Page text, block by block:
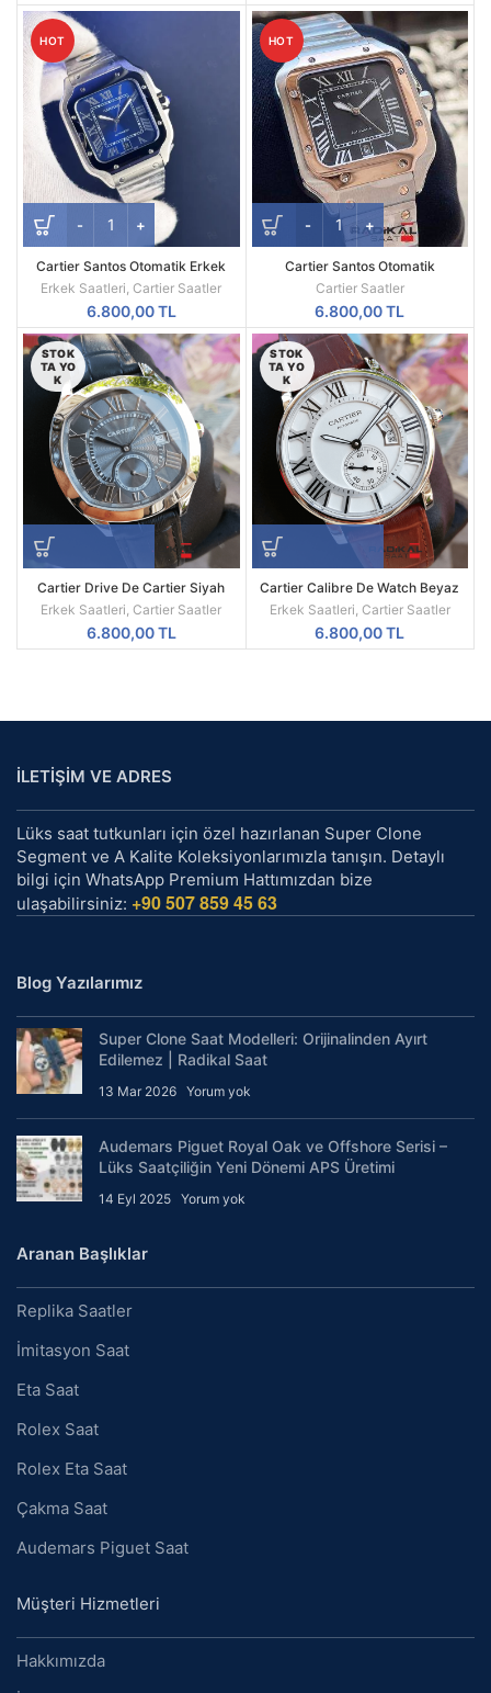
HOT
Cartier Santos Otomatik Erkek
Saat – Mavi Kadran & Çelik
Kordon
Erkek Saatleri ,Cartier Saatler
6.800,00TL
HOT
Cartier Santos Otomatik
Mekanizma
Cartier Saatler
6.800,00TL
STOK
TA YO
K
Cartier Drive De Cartier Siyah
Kordon Çelik Kasa 43mm Replika
Erkek Kol Saati
Erkek Saatleri ,Cartier Saatler
6.800,00TL
STOK
TA YO
K
Cartier Calibre De Watch Beyaz
Kadran Çelik Kasa 43mm Replika
Erkek Kol Saati
Erkek Saatleri Cartier Saatler
6.800,00TL
İLETİŞİM VE ADRES
Lüks saat tutkunları için özel hazırlanan Super Clone
Segment ve A Kalite Koleksiyonlarımızla tanışın. Detaylı
bilgi için WhatsApp Premium Hattımızdan bize
ulaşabilirsiniz: +90 507 859 45 63
Blog Yazılarımız
Super Clone Saat Modelleri: Orijinalinden Ayırt
Edilemez | Radikal Saat
13 Mar 2026 Yorum yok
Audemars Piguet Royal Oak ve Offshore Serisi –
Lüks Saatçiliğin Yeni Dönemi APS Üretimi
14 Eyl 2025 Yorum yok
Aranan Başlıklar
Replika Saatler
İmitasyon Saat
Eta Saat
Rolex Saat
Rolex Eta Saat
Çakma Saat
Audemars Piguet Saat
Müşteri Hizmetleri
Hakkımızda